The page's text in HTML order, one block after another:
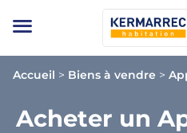
Accueil > Biens à vendre >
Acheter un